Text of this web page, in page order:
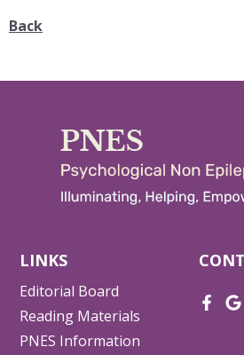
Back
LINKS
Editorial Board
Reading Materials
PNES Information